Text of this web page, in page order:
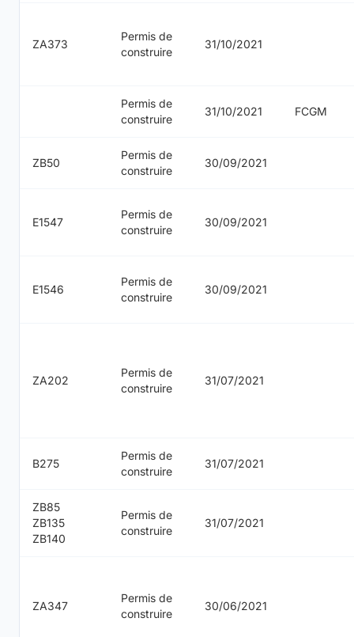
ZA373
Permis de
construire
31/10/2021
Permis de
construire
31/10/2021 FCGM
ZB50
Permis de
construire
30/09/2021
E1547
Permis de
construire
30/09/2021
E1546
Permis de
construire
30/09/2021
ZA202
Permis de
construire
31/07/2021
B275
Permis de
construire
31/07/2021
ZB85
ZB135
ZB140
Permis de
construire
31/07/2021
ZA347
Permis de
construire
30/06/2021